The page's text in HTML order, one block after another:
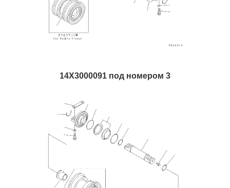
14X3000091 под номером 3